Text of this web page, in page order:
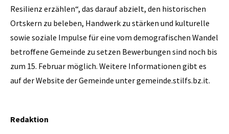
Resilienz erzählen“, das darauf abzielt, den historischen
Ortskern zu beleben, Handwerk zu stärken und kulturelle
sowie soziale Impulse für eine vom demografischen Wandel
betroffene Gemeinde zu setzen Bewerbungen sind noch bis
zum 15. Februar möglich. Weitere Informationen gibt es
auf der Website der Gemeinde unter gemeinde.stilfs.bz.it.
Redaktion